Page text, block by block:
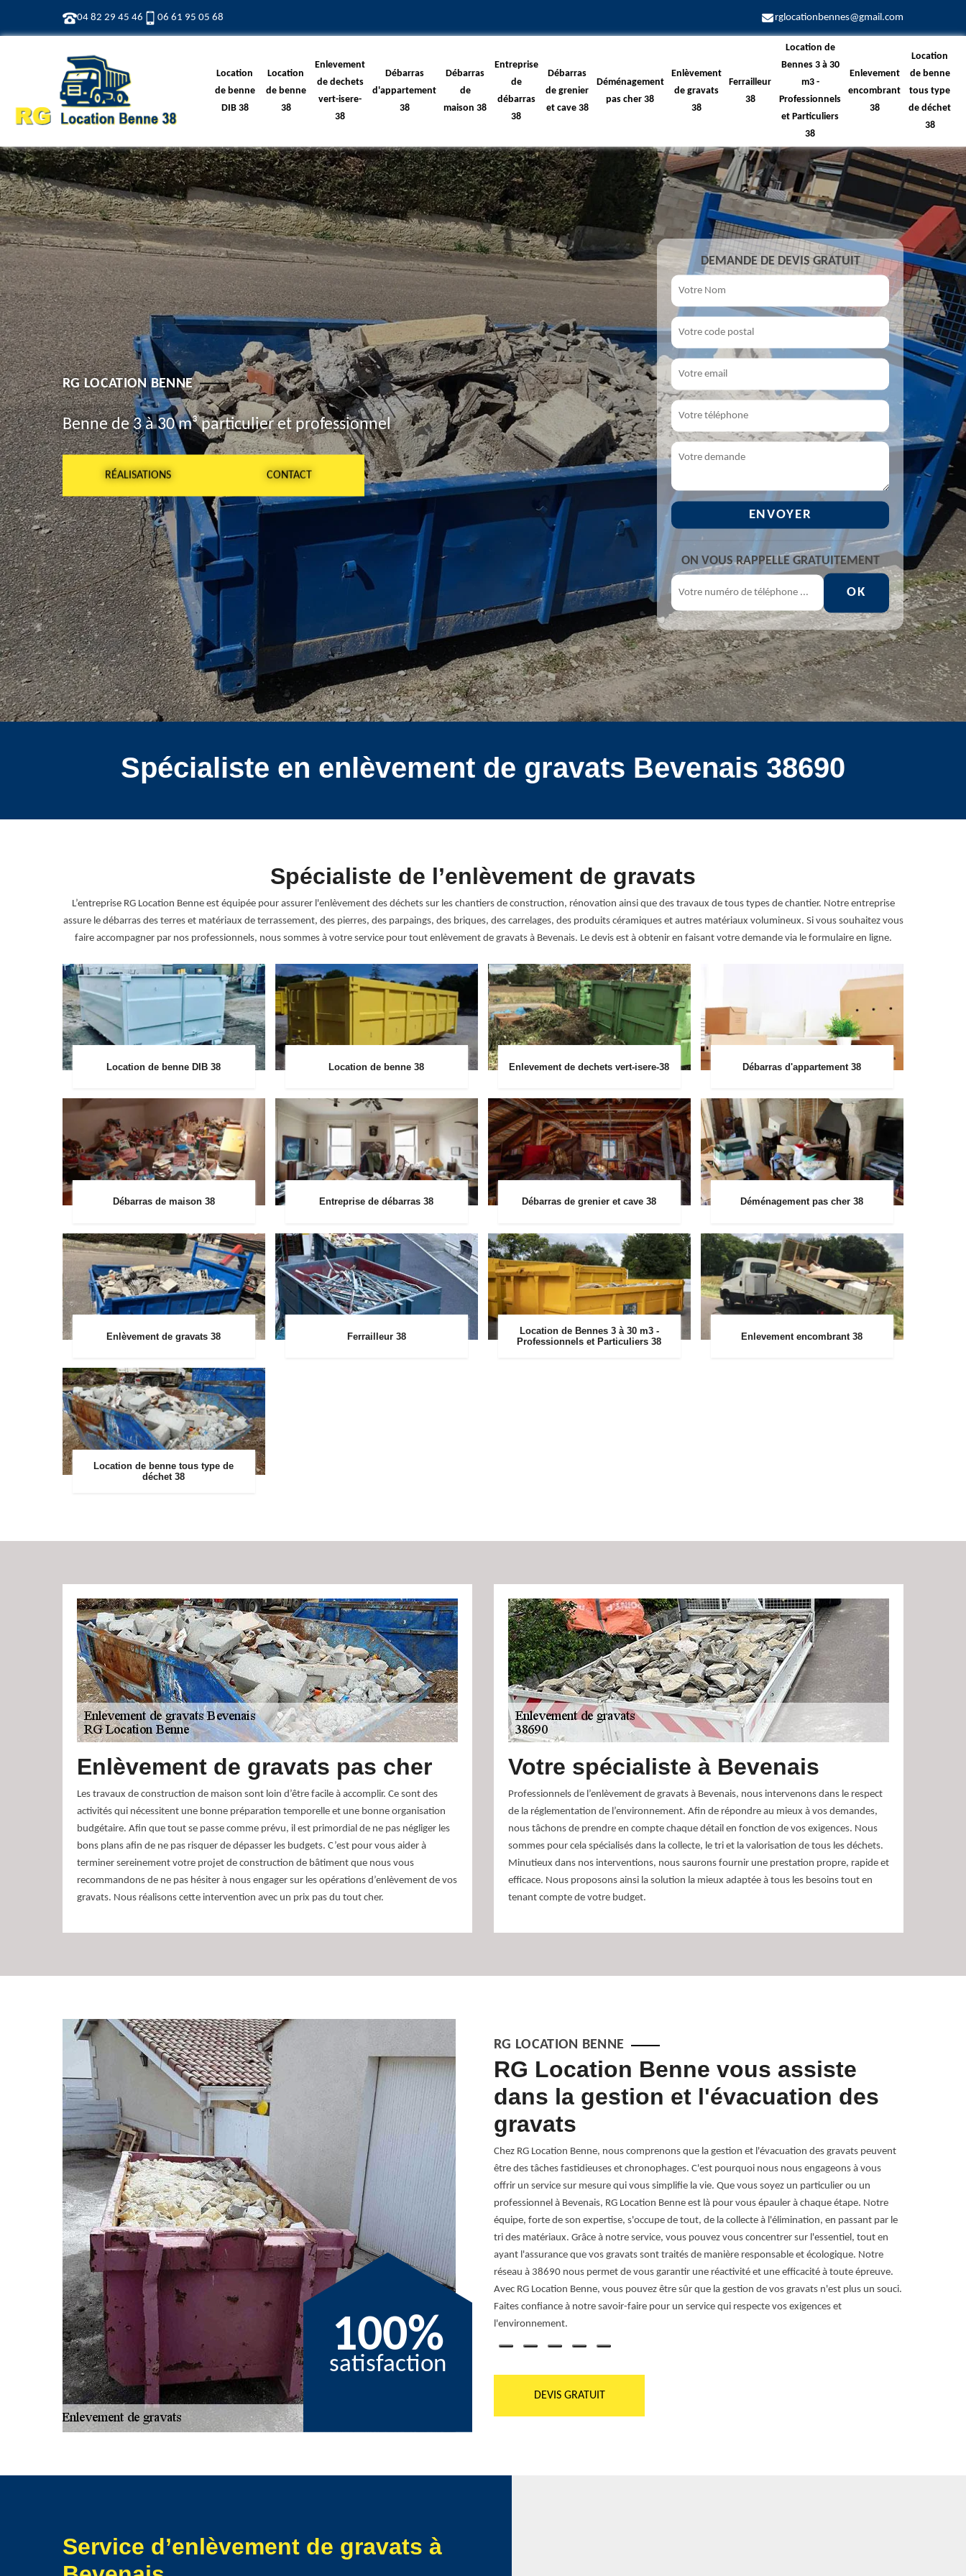
04 82 29 45 46 06 61 95 05 68 rglocationbennes@gmail.com
Location
de benne
DIB 38
Location
de benne
38
Enlevement
de dechets
vert-isere-
38
Débarras
d'appartement
38
Débarras
de
maison 38
Entreprise
de
débarras
38
Débarras
de grenier
et cave 38
Déménagement
pas cher 38
Enlèvement
de gravats
38
Ferrailleur
38
Location de
Bennes 3 à 30
m3 -
Professionnels
et Particuliers
38
Enlevement
encombrant
38
Location
de benne
tous type
de déchet
38
RG LOCATION BENNE
Benne de 3 à 30 m³ particulier et professionnel
RÉALISATIONS CONTACT
DEMANDE DE DEVIS GRATUIT
ON VOUS RAPPELLE GRATUITEMENT
Spécialiste en enlèvement de gravats Bevenais 38690
Spécialiste de l’enlèvement de gravats
L’entreprise RG Location Benne est équipée pour assurer l'enlèvement des déchets sur les chantiers de construction, rénovation ainsi que des travaux de tous types de chantier. Notre entreprise
assure le débarras des terres et matériaux de terrassement, des pierres, des parpaings, des briques, des carrelages, des produits céramiques et autres matériaux volumineux. Si vous souhaitez vous
faire accompagner par nos professionnels, nous sommes à votre service pour tout enlèvement de gravats à Bevenais. Le devis est à obtenir en faisant votre demande via le formulaire en ligne.
Location de benne DIB 38 Location de benne 38 Enlevement de dechets vert-isere-38 Débarras d'appartement 38
Débarras de maison 38 Entreprise de débarras 38 Débarras de grenier et cave 38 Déménagement pas cher 38
Enlèvement de gravats 38 Ferrailleur 38
Location de Bennes 3 à 30 m3 -
Professionnels et Particuliers 38
Enlevement encombrant 38
Location de benne tous type de
déchet 38
Enlèvement de gravats pas cher
Les travaux de construction de maison sont loin d’être facile à accomplir. Ce sont des
activités qui nécessitent une bonne préparation temporelle et une bonne organisation
budgétaire. Afin que tout se passe comme prévu, il est primordial de ne pas négliger les
bons plans afin de ne pas risquer de dépasser les budgets. C’est pour vous aider à
terminer sereinement votre projet de construction de bâtiment que nous vous
recommandons de ne pas hésiter à nous engager sur les opérations d’enlèvement de vos
gravats. Nous réalisons cette intervention avec un prix pas du tout cher.
Votre spécialiste à Bevenais
Professionnels de l’enlèvement de gravats à Bevenais, nous intervenons dans le respect
de la réglementation de l’environnement. Afin de répondre au mieux à vos demandes,
nous tâchons de prendre en compte chaque détail en fonction de vos exigences. Nous
sommes pour cela spécialisés dans la collecte, le tri et la valorisation de tous les déchets.
Minutieux dans nos interventions, nous saurons fournir une prestation propre, rapide et
efficace. Nous proposons ainsi la solution la mieux adaptée à tous les besoins tout en
tenant compte de votre budget.
100%
satisfaction
RG LOCATION BENNE
Pourquoi choisir RG Location Benne
pour l'enlèvement de vos gravats à
Bevenais
Choisir RG Location Benne pour l'enlèvement de vos gravats à Bevenais est une décision
judicieuse pour plusieurs raisons. D'abord, notre expertise locale à Bevenais nous permet de
comprendre les spécificités de votre région, ce qui nous aide à vous offrir un service rapide et
efficace. Vous n'avez pas à vous soucier des tracas administratifs, car nous nous occupons de
toutes les autorisations nécessaires dans le code postal 38690. De plus, notre équipe est
composée de professionnels passionnés et expérimentés, prêts à vous garantir un service de
qualité, toujours avec le sourire. Chez RG Location Benne, nous utilisons des équipements de
pointe pour assurer un enlèvement sécurisé et respectueux de l'environnement. Enfin, notre
engagement envers la satisfaction client nous pousse à toujours être à l'écoute de vos besoins
spécifiques. Opter pour RG Location Benne à Bevenais, c'est choisir une tranquillité d'esprit
inégalée pour vos projets de déménagement de gravats.
RG Location Benne vous assiste
dans la gestion et l'évacuation des
gravats
Chez RG Location Benne, nous comprenons que la gestion et l'évacuation des gravats peuvent
être des tâches fastidieuses et chronophages. C'est pourquoi nous nous engageons à vous
offrir un service sur mesure qui vous simplifie la vie. Que vous soyez un particulier ou un
professionnel à Bevenais, RG Location Benne est là pour vous épauler à chaque étape. Notre
équipe, forte de son expertise, s'occupe de tout, de la collecte à l'élimination, en passant par le
tri des matériaux. Grâce à notre service, vous pouvez vous concentrer sur l'essentiel, tout en
ayant l'assurance que vos gravats sont traités de manière responsable et écologique. Notre
réseau à 38690 nous permet de vous garantir une réactivité et une efficacité à toute épreuve.
Avec RG Location Benne, vous pouvez être sûr que la gestion de vos gravats n'est plus un souci.
Faites confiance à notre savoir-faire pour un service qui respecte vos exigences et
l'environnement.
DEVIS GRATUIT
Service d’enlèvement de gravats à